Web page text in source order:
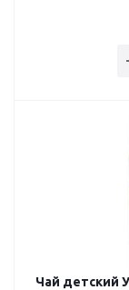
Чай детский